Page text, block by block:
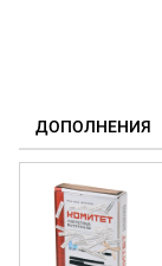
ДОПОЛНЕНИЯ